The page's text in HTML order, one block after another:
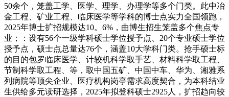
50余个，笼盖工学、医学、理学、办理学等多个门类。此中冶
金工程、矿业工程、临床医学等学科的博士点实力全国领跑，
2025年博士扩招规模达10。6%，曲博生招生笼盖多个焦点专
业；：设有56个一级学科硕士学位授予点、20个专业硕士学位
授予点，硕士点总量达76个，涵盖10大学科门类。抢手硕士标
的目的包罗临床医学、计较机科学取手艺、材料科学取工程、
节制科学取工程、等，取中国五矿、中国中车、华为、湘雅系
列病院等顶尖企业、医疗机构岗亭需求高度契合，为本科结业
生供给多元读研选择，2025年拟登科硕士2925人，扩招趋向较